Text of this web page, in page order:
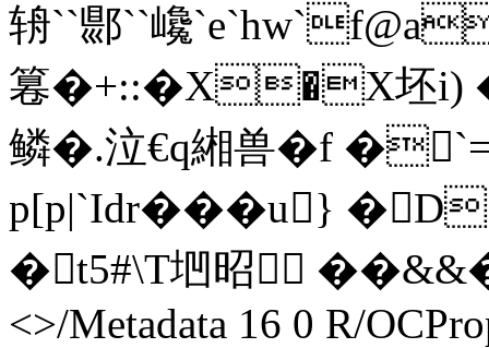
辀``郻``巉
篹�+::�X�X
鳞�.泣€q緗兽�f �`=
p[p|`Idr���u}
�t5#\T垇昭 ��&&�
<>/Metadata 16 0 R/